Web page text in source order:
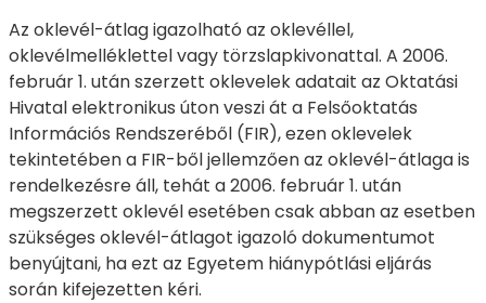
Az oklevél-átlag igazolható az oklevéllel,
oklevélmelléklettel vagy törzslapkivonattal. A 2006.
február 1. után szerzett oklevelek adatait az Oktatási
Hivatal elektronikus úton veszi át a Felsőoktatás
Információs Rendszeréből (FIR), ezen oklevelek
tekintetében a FIR-ből jellemzően az oklevél-átlaga is
rendelkezésre áll, tehát a 2006. február 1. után
megszerzett oklevél esetében csak abban az esetben
szükséges oklevél-átlagot igazoló dokumentumot
benyújtani, ha ezt az Egyetem hiánypótlási eljárás
során kifejezetten kéri.